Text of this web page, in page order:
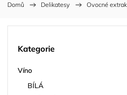
Domů / Delikatesy / Ovocné
Kategorie
Víno
BÍLÁ